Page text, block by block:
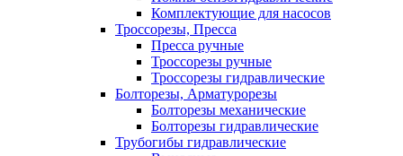
Комплектующие для насосов
Троссорезы, Пресса
Пресса ручные
Троссорезы ручные
Троссорезы гидравлические
Болторезы, Арматурорезы
Болторезы механические
Болторезы гидравлические
Трубогибы гидравлические